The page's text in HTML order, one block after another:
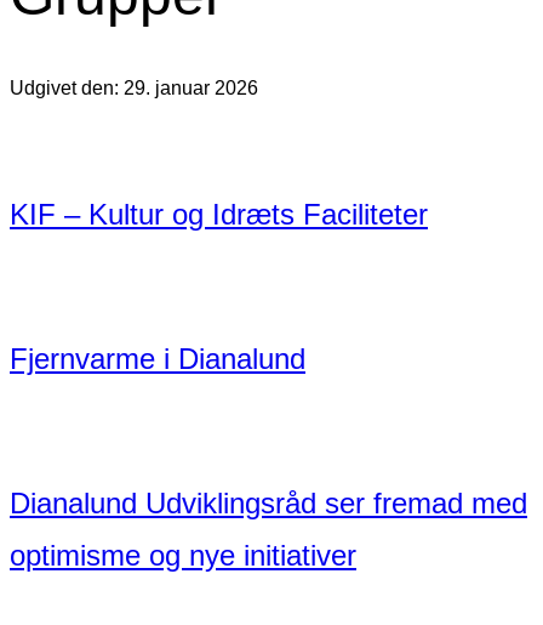
Udgivet den: 29. januar 2026
KIF – Kultur og Idræts Faciliteter
Fjernvarme i Dianalund
Dianalund Udviklingsråd ser fremad med
optimisme og nye initiativer